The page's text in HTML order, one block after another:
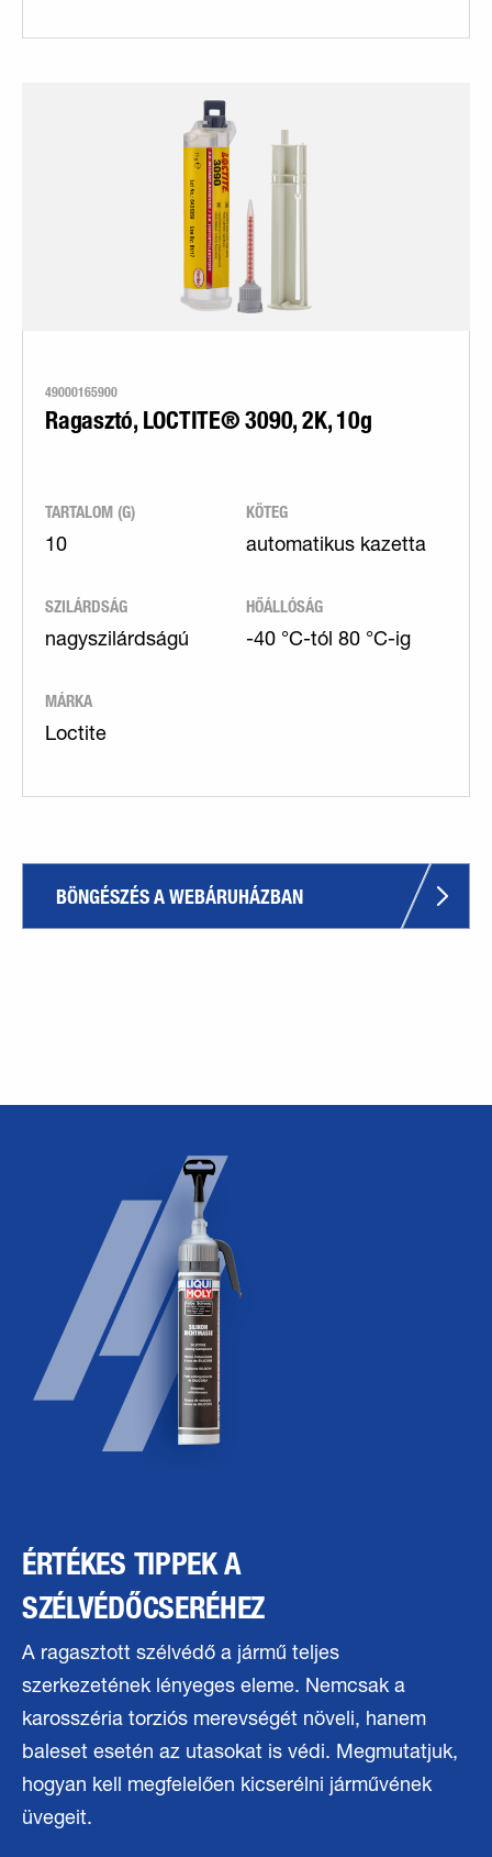
49000165900
Ragasztó, LOCTITE® 3090, 2K, 10g
TARTALOM (G)
10
KÖTEG
automatikus kazetta
SZILÁRDSÁG
nagyszilárdságú
HŐÁLLÓSÁG
-40 °C-tól 80 °C-ig
MÁRKA
Loctite
BÖNGÉSZÉS A WEBÁRUHÁZBAN
ÉRTÉKES TIPPEK A
SZÉLVÉDŐCSERÉHEZ
A ragasztott szélvédő a jármű teljes
szerkezetének lényeges eleme. Nemcsak a
karosszéria torziós merevségét növeli, hanem
baleset esetén az utasokat is védi. Megmutatjuk,
hogyan kell megfelelően kicserélni járművének
üvegeit.